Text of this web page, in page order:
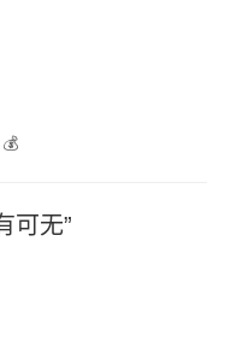
可无”